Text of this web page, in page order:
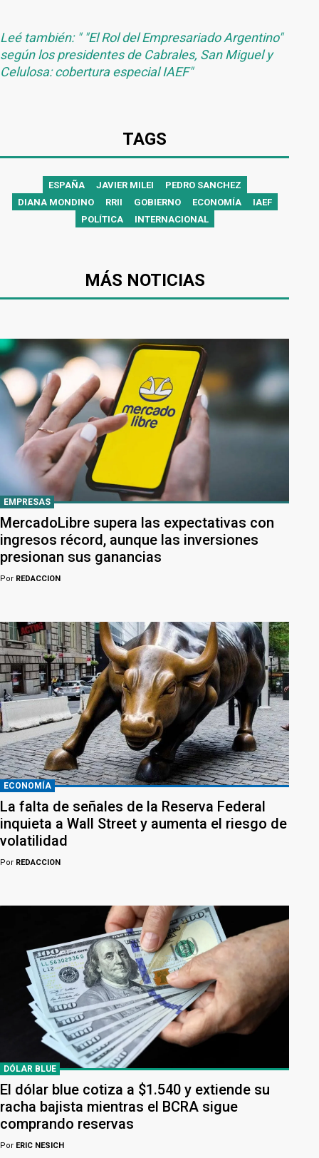
Leé también: " "El Rol del Empresariado Argentino"
según los presidentes de Cabrales, San Miguel y
Celulosa: cobertura especial IAEF"
TAGS
ESPAÑA JAVIER MILEI
PEDRO SANCHEZ
DIANA MONDINO
RRII GOBIERNO ECONOMÍA
IAEF
POLÍTICA
INTERNACIONAL
MÁS NOTICIAS
EMPRESAS
MercadoLibre supera las expectativas con
ingresos récord, aunque las inversiones
presionan sus ganancias
Por REDACCION
ECONOMÍA
La falta de señales de la Reserva Federal
inquieta a Wall Street y aumenta el riesgo de
volatilidad
Por REDACCION
DÓLAR BLUE
El dólar blue cotiza a $1.540 y extiende su
racha bajista mientras el BCRA sigue
comprando reservas
Por ERIC NESICH